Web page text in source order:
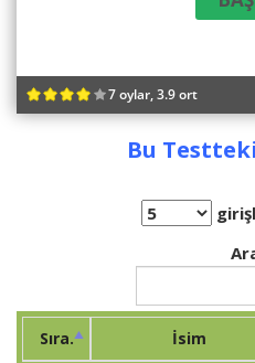
7 oylar, 3.9 ort
Bu
Sıra. İsim